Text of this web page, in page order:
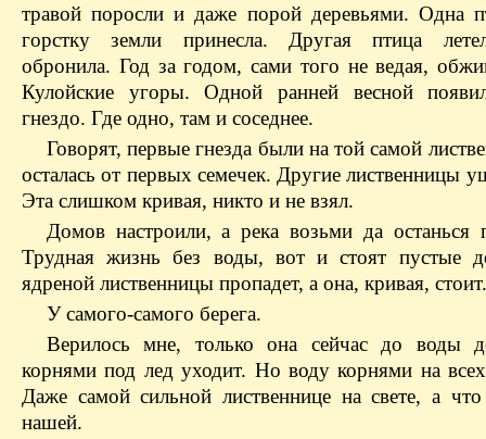
травой поросли и даже порой деревьями. Одна
горстку земли принесла. Другая птица
обронила. Год за годом, сами того не ведая,
Кулойские угоры. Одной ранней весной
гнездо. Где одно, там и соседнее.
Говорят, первые гнезда были на той самой
осталась от первых семечек. Другие лиственницы
Эта слишком кривая, никто и не взял.
Домов настроили, а река возьми да останься
Трудная жизнь без воды, вот и стоят пустые
ядреной лиственницы пропадет, а она, кривая, стоит.
У самого-самого берега.
Верилось мне, только она сейчас до воды
корнями под лед уходит. Но воду корнями на
Даже самой сильной лиственнице на свете, а
нашей.